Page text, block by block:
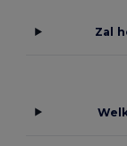
Zal